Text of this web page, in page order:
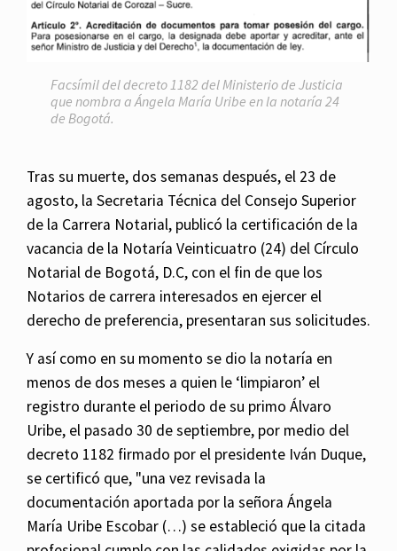
Facsímil del decreto 1182 del Ministerio de Justicia
que nombra a Ángela María Uribe en la notaría 24
de Bogotá.
Tras su muerte, dos semanas después, el 23 de
agosto, la Secretaria Técnica del Consejo Superior
de la Carrera Notarial, publicó la certificación de la
vacancia de la Notaría Veinticuatro (24) del Círculo
Notarial de Bogotá, D.C, con el fin de que los
Notarios de carrera interesados en ejercer el
derecho de preferencia, presentaran sus solicitudes.
Y así como en su momento se dio la notaría en
menos de dos meses a quien le ‘limpiaron’ el
registro durante el periodo de su primo Álvaro
Uribe, el pasado 30 de septiembre, por medio del
decreto 1182 firmado por el presidente Iván Duque,
se certificó que, "una vez revisada la
documentación aportada por la señora Ángela
María Uribe Escobar (…) se estableció que la citada